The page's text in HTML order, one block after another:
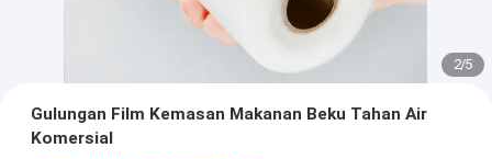
2/5
Gulungan Film Kemasan Makanan Beku Tahan Air
Komersial